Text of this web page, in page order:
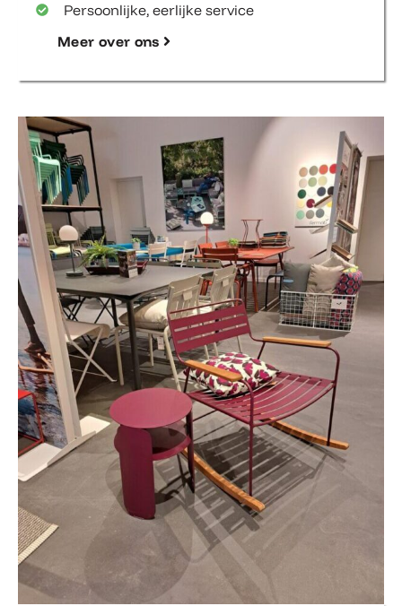
Persoonlijke, eerlijke service
Meer over ons